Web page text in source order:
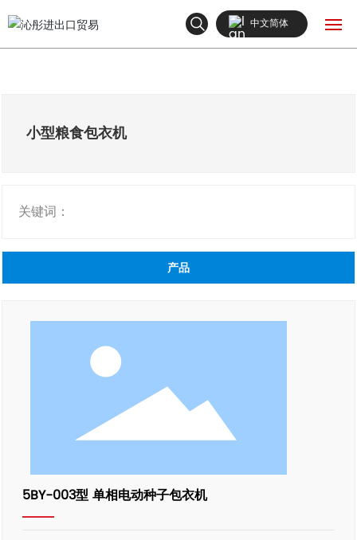
新闻中心
中文简体
小型粮食包衣机
关键词：
产品
5BY-003型 单相电动种子包衣机